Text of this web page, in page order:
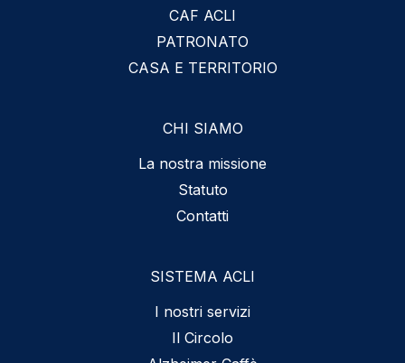
CAF ACLI
PATRONATO
CASA E TERRITORIO
CHI SIAMO
La nostra missione
Statuto
Contatti
SISTEMA ACLI
I nostri servizi
Il Circolo